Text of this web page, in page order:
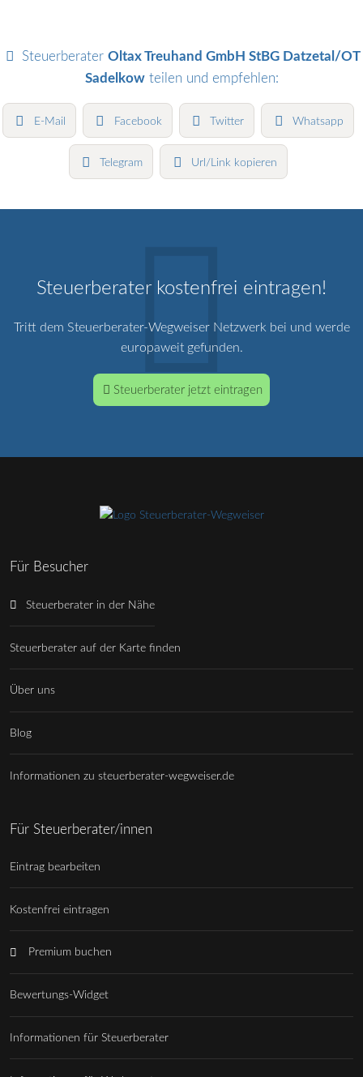
Steuerberater Oltax Treuhand GmbH StBG Datzetal/OT
Sadelkowteilen und empfehlen:
E-Mail Facebook Twitter Whatsapp
Telegram Url/Link kopieren
Steuerberater kostenfrei eintragen!
Tritt dem Steuerberater-Wegweiser Netzwerk bei und werde
europaweit gefunden.
Steuerberater jetzt eintragen
Für Besucher
Steuerberater in der Nähe
Steuerberater auf der Karte finden
Über uns
Blog
Informationen zu steuerberater-wegweiser.de
Für Steuerberater/innen
Eintrag bearbeiten
Kostenfrei eintragen
Premium buchen
Bewertungs-Widget
Informationen für Steuerberater